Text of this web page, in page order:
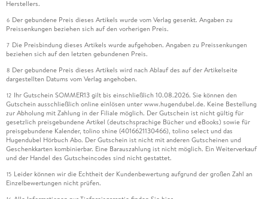
Herstellers.
6 Der gebundene Preis dieses Artikels wurde vom Verlag gesenkt. Angaben zu
Preissenkungen beziehen sich auf den vorherigen Preis.
7 Die Preisbindung dieses Artikels wurde aufgehoben. Angaben zu Preissenkungen
beziehen sich auf den letzten gebundenen Preis.
8 Der gebundene Preis dieses Artikels wird nach Ablauf des auf der Artikelseite
dargestellten Datums vom Verlag angehoben.
12 Ihr Gutschein SOMMER13 gilt bis einschließlich 10.08.2026. Sie können den
Gutschein ausschließlich online einlösen unter www.hugendubel.de. Keine Bestellung
zur Abholung mit Zahlung in der Filiale möglich. Der Gutschein ist nicht gültig für
gesetzlich preisgebundene Artikel (deutschsprachige Bücher und eBooks) sowie für
preisgebundene Kalender, tolino shine (4016621130466), tolino select und das
Hugendubel Hörbuch Abo. Der Gutschein ist nicht mit anderen Gutscheinen und
Geschenkkarten kombinierbar. Eine Barauszahlung ist nicht möglich. Ein Weiterverkauf
und der Handel des Gutscheincodes sind nicht gestattet.
15 Leider können wir die Echtheit der Kundenbewertung aufgrund der großen Zahl an
Einzelbewertungen nicht prüfen.